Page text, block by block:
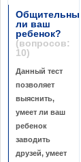
Общительный
ли ваш
ребенок?
(вопросов:
10)
Данный тест
позволяет
выяснить,
умеет ли ваш
ребенок
заводить
друзей, умеет